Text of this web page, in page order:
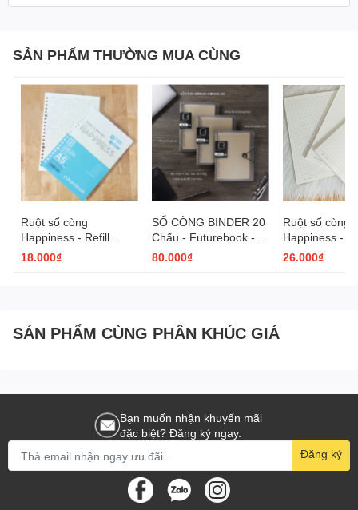
Giấy có màu trắng, rất hiện đại và nhìn rõ chữ.
Dòng kẻ ngang cũng là kiểu dòng kẻ được ưa chuộng từ
Sổ lò xo kép góc phố có thành phần là giấy Ford và có kích
SẢN PHẨM THƯỜNG MUA CÙNG
Ruột sổ còng
Happiness - Refill
Page Khổ A5
18.000₫
SỔ CÒNG BINDER 20
Chấu - Futurebook -
A5
80.000₫
Ruột sổ còng
Happiness -
Page - B5
26.000₫
SẢN PHẨM CÙNG PHÂN KHÚC GIÁ
Bạn muốn nhận khuyến mãi
đặc biệt? Đăng ký ngay.
Đăng ký